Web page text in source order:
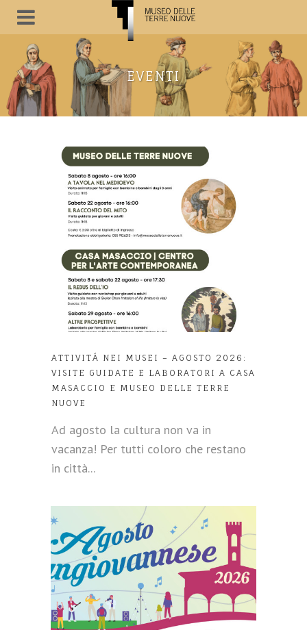
EVENTI
ATTIVITÁ NEI MUSEI – AGOSTO 2026:
VISITE GUIDATE E LABORATORI A CASA
MASACCIO E MUSEO DELLE TERRE
NUOVE
Ad agosto la cultura non va in
vacanza! Per tutti coloro che restano
in città...